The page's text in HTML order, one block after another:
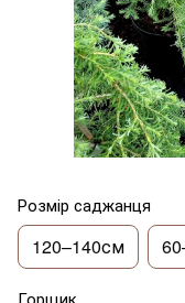
Розмір саджанця
120–140см
Горщик